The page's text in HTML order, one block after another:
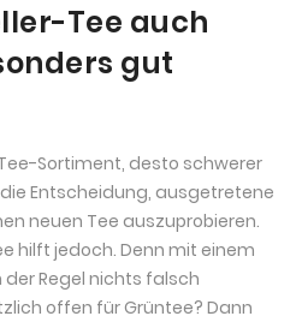
Tee auch
gut
Sortiment, desto schwerer
Entscheidung, ausgetretene
neuen Tee auszuprobieren.
hilft jedoch. Denn mit einem
der Regel nichts falsch
offen für Grüntee? Dann